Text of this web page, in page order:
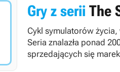
Gry z serii The
Cykl symulatorów
Seria znalazła ponad
sprzedających się